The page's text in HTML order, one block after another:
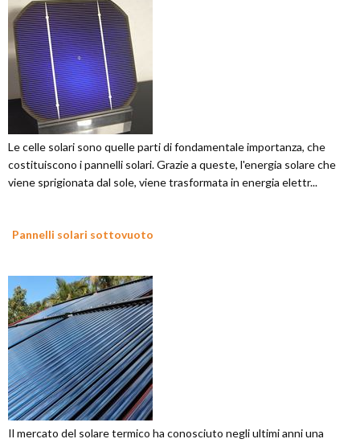
Le celle solari sono quelle parti di fondamentale importanza, che
costituiscono i pannelli solari. Grazie a queste, l'energia solare che
viene sprigionata dal sole, viene trasformata in energia elettr...
Pannelli solari sottovuoto
Il mercato del solare termico ha conosciuto negli ultimi anni una